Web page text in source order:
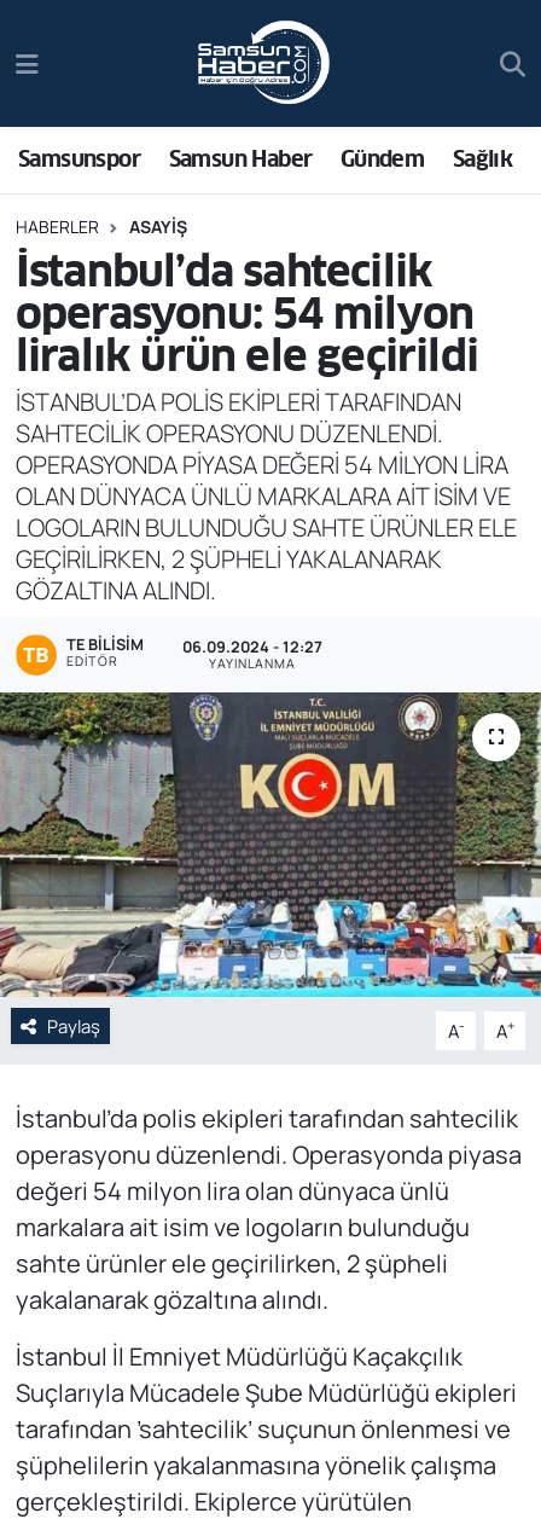
Samsunspor Samsun Haber Gündem Sağlık
HABERLER ASAYIŞ
İstanbul’da sahtecilik
operasyonu: 54 milyon
liralık ürün ele geçirildi
İSTANBUL’DA POLİS EKİPLERİ TARAFINDAN
SAHTECİLİK OPERASYONU DÜZENLENDİ.
OPERASYONDA PİYASA DEĞERİ 54 MİLYON LİRA
OLAN DÜNYACA ÜNLÜ MARKALARA AİT İSİM VE
LOGOLARIN BULUNDUĞU SAHTE ÜRÜNLER ELE
GEÇİRİLİRKEN, 2 ŞÜPHELİ YAKALANARAK
GÖZALTINA ALINDI.
TE BILISIM
EDITÖR
06.09.2024 - 12:27
YAYINLANMA
Paylaş A- A+
İstanbul’da polis ekipleri tarafından sahtecilik
operasyonu düzenlendi. Operasyonda piyasa
değeri 54 milyon lira olan dünyaca ünlü
markalara ait isim ve logoların bulunduğu
sahte ürünler ele geçirilirken, 2 şüpheli
yakalanarak gözaltına alındı.
İstanbul İl Emniyet Müdürlüğü Kaçakçılık
Suçlarıyla Mücadele Şube Müdürlüğü ekipleri
tarafından ’sahtecilik’ suçunun önlenmesi ve
şüphelilerin yakalanmasına yönelik çalışma
gerçekleştirildi. Ekiplerce yürütülen
Samsun Haber
Sağlık
Asayiş
Bilim ve Teknoloji
Bölge
Dünya
Ekonomi
Genel
Gündem
Özel Haber
POLİTİKA
Siyaset
Spor
Web Tv
Yerel
Trafik Durumu
Süper Lig Puan Durumu ve Fikstür
Tüm Manşetler
Son Dakika Haberleri
Haber Arşivi